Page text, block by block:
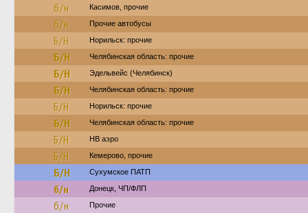
б/н Касимов, прочие
б/н Прочие автобусы
Б/Н Норильск: прочие
Б/Н Челябинская область: прочие
Б/Н Эдельвейс (Челябинск)
Б/Н Челябинская область: прочие
Б/Н Норильск: прочие
Б/Н Челябинская область: прочие
Б/Н НВ аэро
Б/Н Кемерово, прочие
Б/Н Сухумское ПАТП
б/н Донецк, ЧП/ФЛП
б/н Прочие